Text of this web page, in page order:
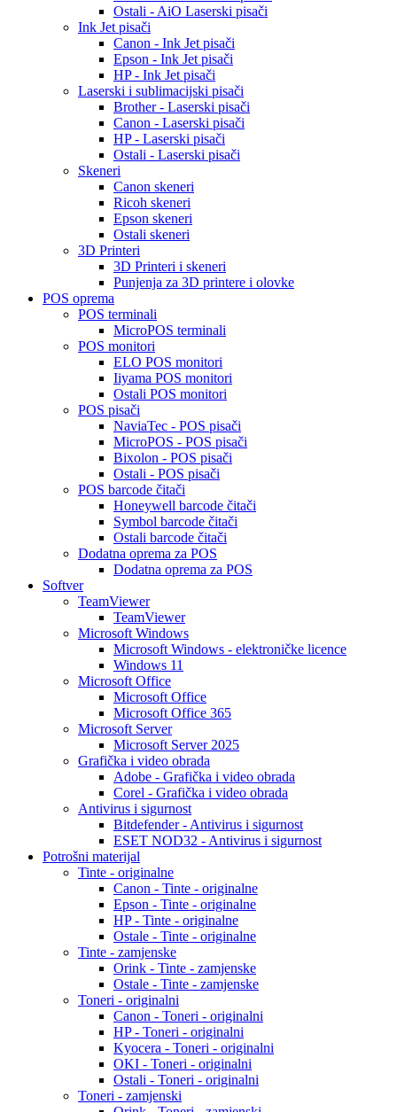
Ostali - AiO Laserski pisači
Ink Jet pisači
Canon - Ink Jet pisači
Epson - Ink Jet pisači
HP - Ink Jet pisači
Laserski i sublimacijski pisači
Brother - Laserski pisači
Canon - Laserski pisači
HP - Laserski pisači
Ostali - Laserski pisači
Skeneri
Canon skeneri
Ricoh skeneri
Epson skeneri
Ostali skeneri
3D Printeri
3D Printeri i skeneri
Punjenja za 3D printere i olovke
POS oprema
POS terminali
MicroPOS terminali
POS monitori
ELO POS monitori
Iiyama POS monitori
Ostali POS monitori
POS pisači
NaviaTec - POS pisači
MicroPOS - POS pisači
Bixolon - POS pisači
Ostali - POS pisači
POS barcode čitači
Honeywell barcode čitači
Symbol barcode čitači
Ostali barcode čitači
Dodatna oprema za POS
Dodatna oprema za POS
Softver
TeamViewer
TeamViewer
Microsoft Windows
Microsoft Windows - elektroničke licence
Windows 11
Microsoft Office
Microsoft Office
Microsoft Office 365
Microsoft Server
Microsoft Server 2025
Grafička i video obrada
Adobe - Grafička i video obrada
Corel - Grafička i video obrada
Antivirus i sigurnost
Bitdefender - Antivirus i sigurnost
ESET NOD32 - Antivirus i sigurnost
Potrošni materijal
Tinte - originalne
Canon - Tinte - originalne
Epson - Tinte - originalne
HP - Tinte - originalne
Ostale - Tinte - originalne
Tinte - zamjenske
Orink - Tinte - zamjenske
Ostale - Tinte - zamjenske
Toneri - originalni
Canon - Toneri - originalni
HP - Toneri - originalni
Kyocera - Toneri - originalni
OKI - Toneri - originalni
Ostali - Toneri - originalni
Toneri - zamjenski